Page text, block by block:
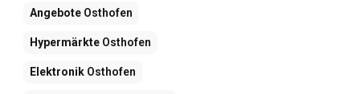
Angebote Osthofen
Hypermärkte Osthofen
Elektronik Osthofen